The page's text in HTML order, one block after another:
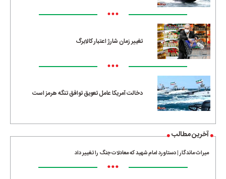
•••
تغییر زمان شارژ اعتبار کالابرگ
•••
دخالت آمریکا عامل تعویق توافق تنگه هرمز است
آخرین مطالب
میراث ماندگار | دستاورد امام شهید که معادلات جنگ را تغییر داد
•••